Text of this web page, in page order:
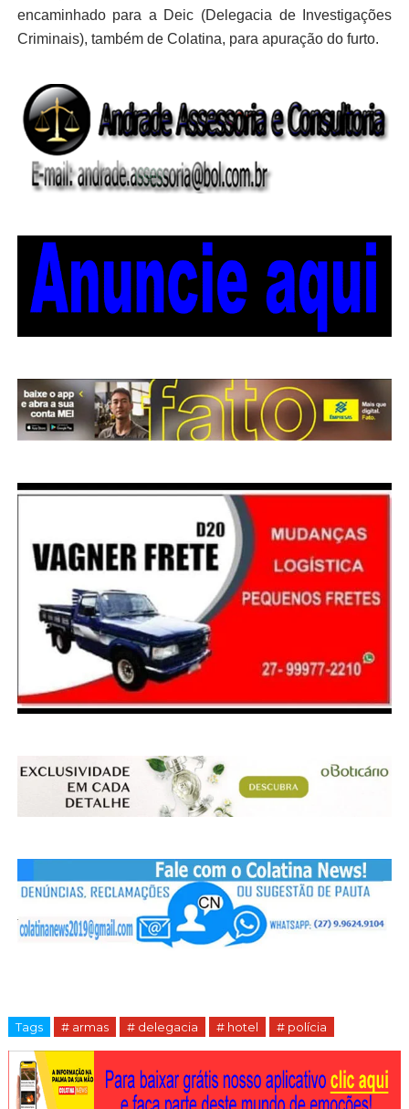
encaminhado para a Deic (Delegacia de Investigações
Criminais), também de Colatina, para apuração do furto.
Tags # armas # delegacia # hotel # polícia